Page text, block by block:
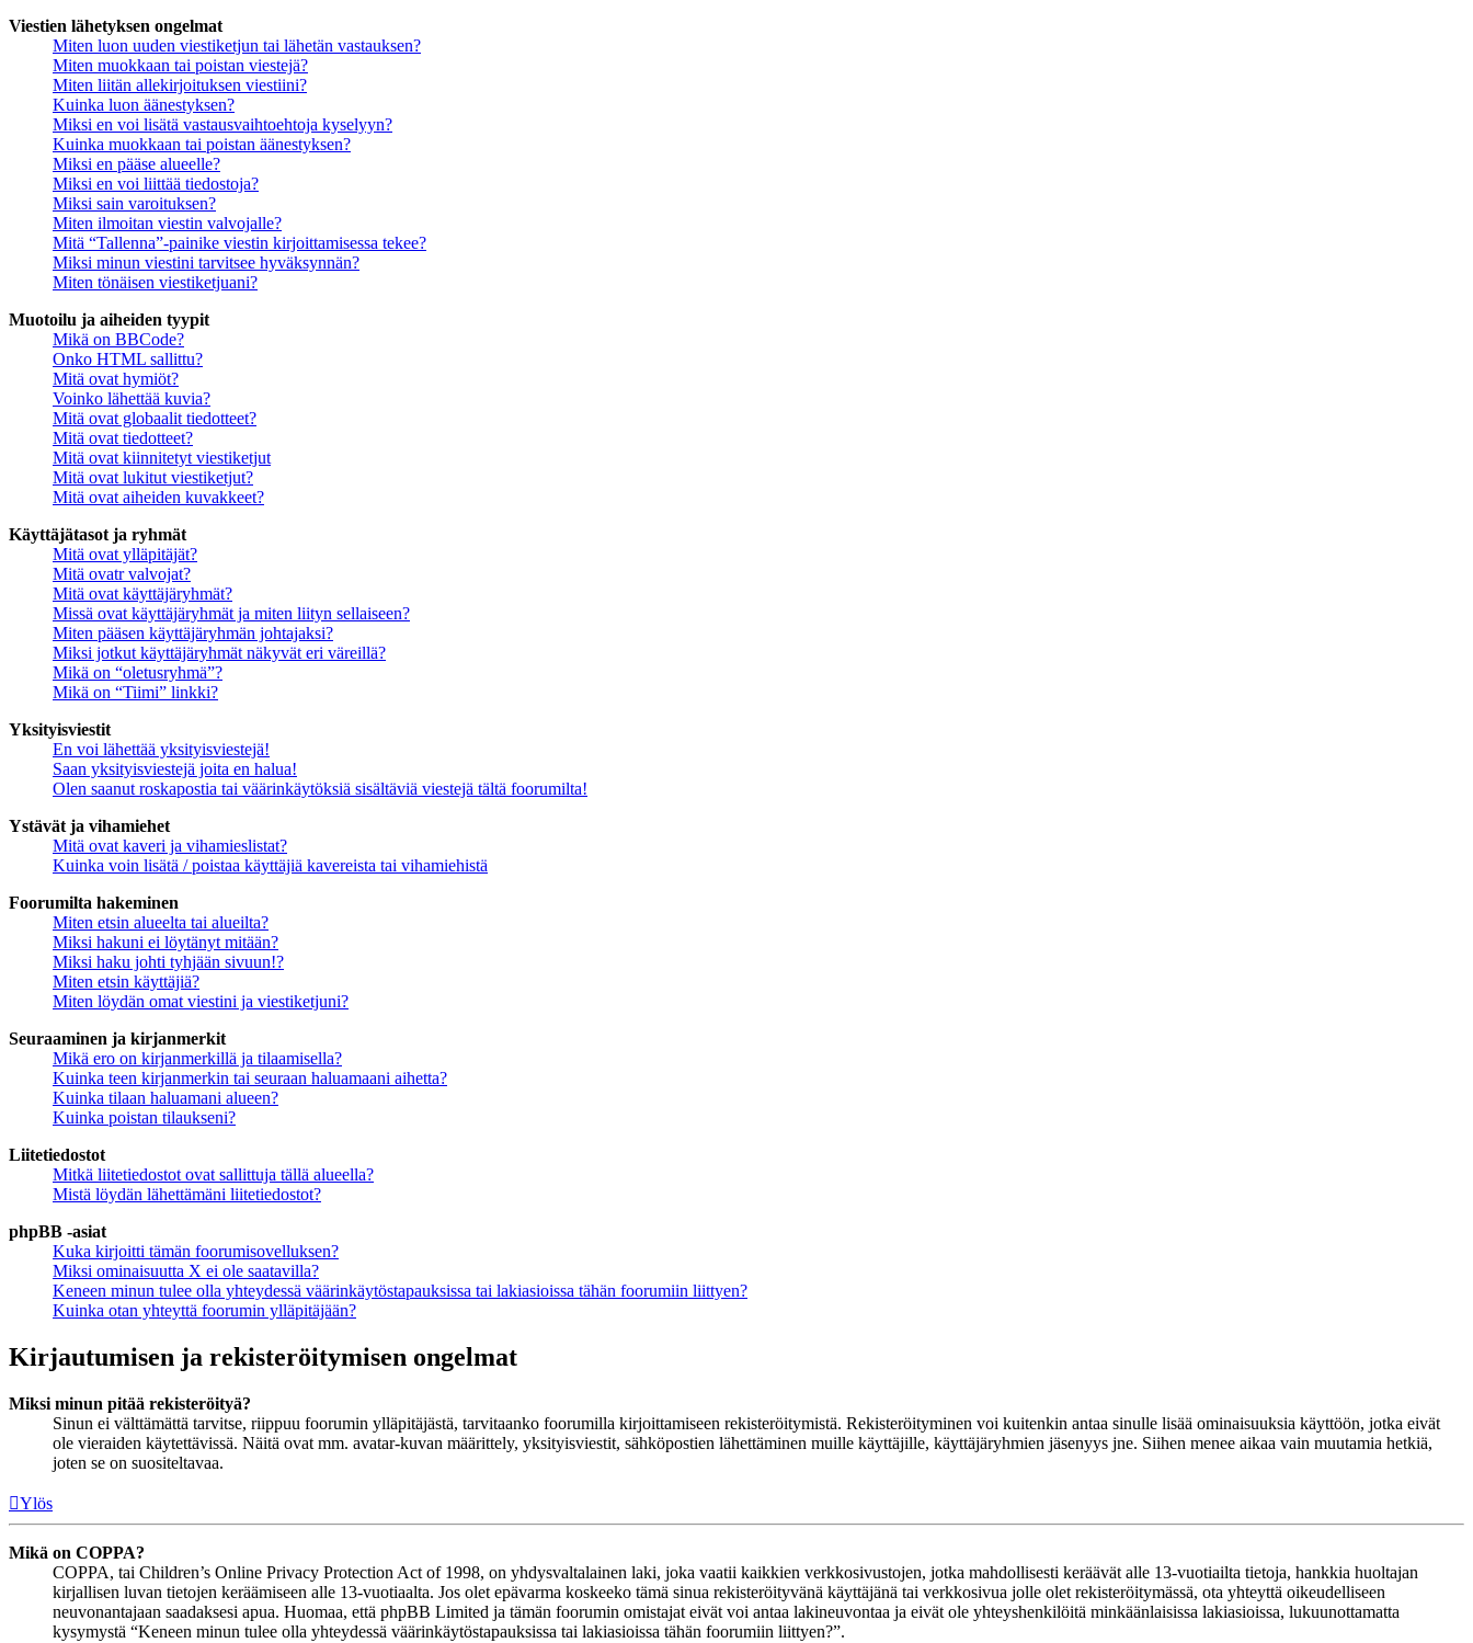
Viestien lähetyksen ongelmat
Miten luon uuden viestiketjun tai lähetän vastauksen?
Miten muokkaan tai poistan viestejä?
Miten liitän allekirjoituksen viestiini?
Kuinka luon äänestyksen?
Miksi en voi lisätä vastausvaihtoehtoja kyselyyn?
Kuinka muokkaan tai poistan äänestyksen?
Miksi en pääse alueelle?
Miksi en voi liittää tiedostoja?
Miksi sain varoituksen?
Miten ilmoitan viestin valvojalle?
Mitä “Tallenna”-painike viestin kirjoittamisessa tekee?
Miksi minun viestini tarvitsee hyväksynnän?
Miten tönäisen viestiketjuani?
Muotoilu ja aiheiden tyypit
Mikä on BBCode?
Onko HTML sallittu?
Mitä ovat hymiöt?
Voinko lähettää kuvia?
Mitä ovat globaalit tiedotteet?
Mitä ovat tiedotteet?
Mitä ovat kiinnitetyt viestiketjut
Mitä ovat lukitut viestiketjut?
Mitä ovat aiheiden kuvakkeet?
Käyttäjätasot ja ryhmät
Mitä ovat ylläpitäjät?
Mitä ovatr valvojat?
Mitä ovat käyttäjäryhmät?
Missä ovat käyttäjäryhmät ja miten liityn sellaiseen?
Miten pääsen käyttäjäryhmän johtajaksi?
Miksi jotkut käyttäjäryhmät näkyvät eri väreillä?
Mikä on “oletusryhmä”?
Mikä on “Tiimi” linkki?
Yksityisviestit
En voi lähettää yksityisviestejä!
Saan yksityisviestejä joita en halua!
Olen saanut roskapostia tai väärinkäytöksiä sisältäviä viestejä tältä foorumilta!
Ystävät ja vihamiehet
Mitä ovat kaveri ja vihamieslistat?
Kuinka voin lisätä / poistaa käyttäjiä kavereista tai vihamiehistä
Foorumilta hakeminen
Miten etsin alueelta tai alueilta?
Miksi hakuni ei löytänyt mitään?
Miksi haku johti tyhjään sivuun!?
Miten etsin käyttäjiä?
Miten löydän omat viestini ja viestiketjuni?
Seuraaminen ja kirjanmerkit
Mikä ero on kirjanmerkillä ja tilaamisella?
Kuinka teen kirjanmerkin tai seuraan haluamaani aihetta?
Kuinka tilaan haluamani alueen?
Kuinka poistan tilaukseni?
Liitetiedostot
Mitkä liitetiedostot ovat sallittuja tällä alueella?
Mistä löydän lähettämäni liitetiedostot?
phpBB -asiat
Kuka kirjoitti tämän foorumisovelluksen?
Miksi ominaisuutta X ei ole saatavilla?
Keneen minun tulee olla yhteydessä väärinkäytöstapauksissa tai lakiasioissa tähän foorumiin liittyen?
Kuinka otan yhteyttä foorumin ylläpitäjään?
Kirjautumisen ja rekisteröitymisen ongelmat
Miksi minun pitää rekisteröityä?
Sinun ei välttämättä tarvitse, riippuu foorumin ylläpitäjästä, tarvitaanko foorumilla kirjoittamiseen rekisteröitymistä. Rekisteröityminen voi kuitenkin antaa sinulle lisää ominaisuuksia käyttöön, jotka eivät
ole vieraiden käytettävissä. Näitä ovat mm. avatar-kuvan määrittely, yksityisviestit, sähköpostien lähettäminen muille käyttäjille, käyttäjäryhmien jäsenyys jne. Siihen menee aikaa vain muutamia hetkiä,
joten se on suositeltavaa.
Ylös
Mikä on COPPA?
COPPA, tai Children’s Online Privacy Protection Act of 1998, on yhdysvaltalainen laki, joka vaatii kaikkien verkkosivustojen, jotka mahdollisesti keräävät alle 13-vuotiailta tietoja, hankkia huoltajan
kirjallisen luvan tietojen keräämiseen alle 13-vuotiaalta. Jos olet epävarma koskeeko tämä sinua rekisteröityvänä käyttäjänä tai verkkosivua jolle olet rekisteröitymässä, ota yhteyttä oikeudelliseen
neuvonantajaan saadaksesi apua. Huomaa, että phpBB Limited ja tämän foorumin omistajat eivät voi antaa lakineuvontaa ja eivät ole yhteyshenkilöitä minkäänlaisissa lakiasioissa, lukuunottamatta
kysymystä “Keneen minun tulee olla yhteydessä väärinkäytöstapauksissa tai lakiasioissa tähän foorumiin liittyen?”.